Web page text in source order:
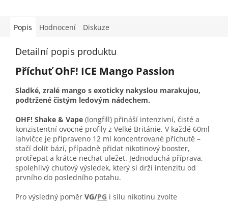
Popis Hodnocení Diskuze
Detailní popis produktu
Příchuť OhF! ICE Mango Passion
Sladké, zralé mango s exoticky nakyslou marakujou,
podtržené čistým ledovým nádechem.
OHF! Shake & Vape (longfill) přináší intenzivní, čisté a
konzistentní ovocné profily z Velké Británie. V každé 60ml
lahvičce je připraveno 12 ml koncentrované příchutě –
stačí dolít bází, případně přidat nikotinový booster,
protřepat a krátce nechat uležet. Jednoduchá příprava,
spolehlivý chuťový výsledek, který si drží intenzitu od
prvního do posledního potahu.
Pro výsledný poměr VG/PG i sílu nikotinu zvolte